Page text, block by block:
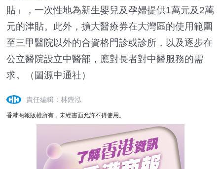
貼」，一次性地為新生嬰兒及孕婦提供1萬元及2萬
元的津貼。此外，擴大醫療券在大灣區的使用範圍
至三甲醫院以外的合資格門診或診所，以及逐步在
公立醫院設立中醫部，應對長者對中醫服務的需
求。（圖源中通社）
責任編輯：林鏗泓
香港商報版權所有，未經書面允許不得使用。